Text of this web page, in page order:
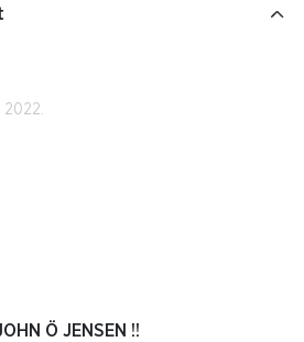
2022.
Ö JENSEN !!